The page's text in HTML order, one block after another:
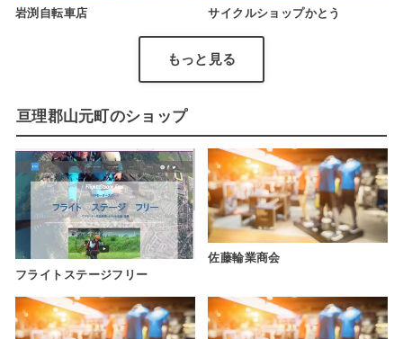
岩渕自転車店 サイクルショップかとう
もっと見る
亘理郡山元町のショップ
フライトステージフリー
佐藤輪業商会